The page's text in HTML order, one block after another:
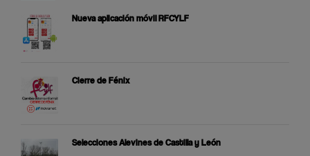
Nueva aplicación móvil RFCYLF
Cierre de Fénix
Selecciones Alevines de Castilla y León